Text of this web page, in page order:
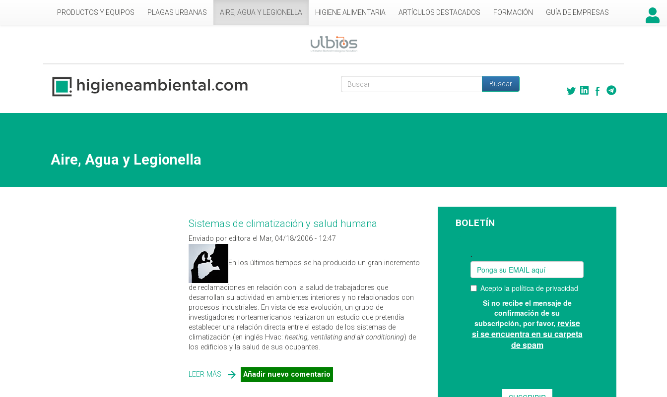
PRODUCTOS Y EQUIPOS PLAGAS URBANAS AIRE, AGUA Y LEGIONELLA HIGIENE ALIMENTARIA ARTÍCULOS DESTACADOS FORMACIÓN GUÍA DE EMPRESAS
Formulario de búsqueda
Buscar
Aire, Agua y Legionella
Sistemas de climatización y salud humana
Enviado por editora el Mar, 04/18/2006 - 12:47
En los últimos tiempos se ha producido un gran incremento
de reclamaciones en relación con la salud de trabajadores que
desarrollan su actividad en ambientes interiores y no relacionados con
procesos industriales. En vista de esa evolución, un grupo de
investigadores norteamericanos realizaron un estudio que pretendía
establecer una relación directa entre el estado de los sistemas de
climatización (en inglés Hvac: heating, ventilating and air conditioning) de
los edificios y la salud de sus ocupantes.
LEER MÁS SOBRE SISTEMAS DE CLIMATIZACIÓN Y SALUD HUMANA
Añadir nuevo comentario
BOLETÍN